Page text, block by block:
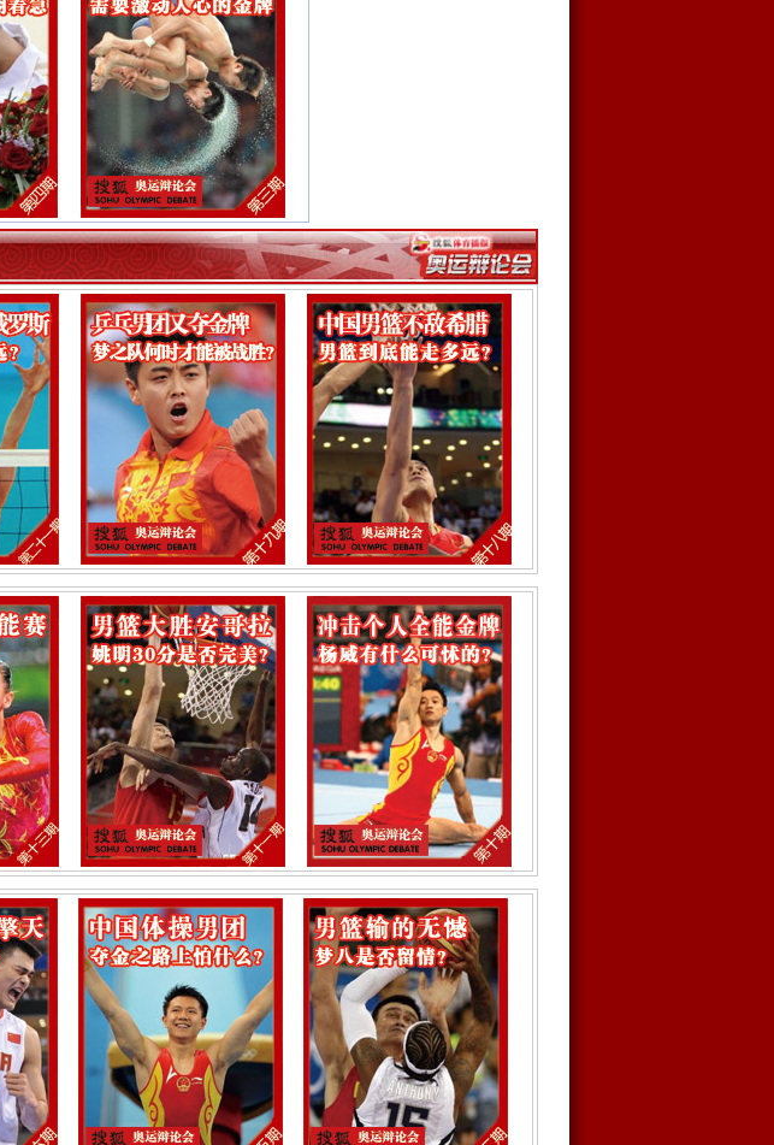
期：从“汉奸何智利”到“郎导，我爱你！”
期：体操女子全能赛 杨伊琳获铜牌
期：杜丽两哭国人动容，不得此金又如何？
期：男篮大胜安哥拉，姚明30分是否完美？
：冲击个人全能金牌，杨威有什么可怵的？
：男篮输球能原谅，为何对男足苛刻？
：体操女团夺金创历史，你们是最棒的！
：羽球名将连遭淘汰，究竟轻视了谁？
：姚明大郅难擎天，阿联你在何处？
：中国体操男团，夺金之路怕什么？
：杜丽朱启南失金，我们开始为刘翔着急
：梦幻水立方，需要一块激动人心的金牌
：男篮输的无憾，梦八是否留情？
：“晶霞”组合水立方轻松夺冠